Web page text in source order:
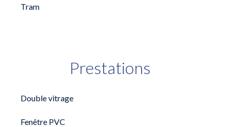
Tram
Prestations
Double vitrage
Fenêtre PVC